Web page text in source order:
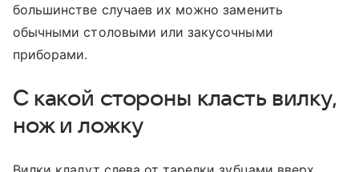
большинстве случаев их можно заменить
обычными столовыми или закусочными
приборами.
С какой стороны класть вилку,
нож и ложку